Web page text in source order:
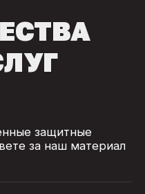
защитные
за наш материал